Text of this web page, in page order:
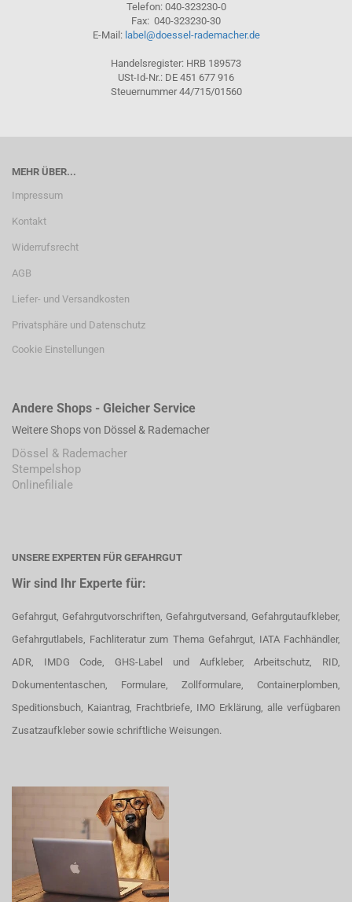
Telefon: 040-323230-0
Fax: 040-323230-30
E-Mail: label@doessel-rademacher.de
Handelsregister: HRB 189573
USt-Id-Nr.: DE 451 677 916
Steuernummer 44/715/01560
MEHR ÜBER...
Impressum
Kontakt
Widerrufsrecht
AGB
Liefer- und Versandkosten
Privatsphäre und Datenschutz
Cookie Einstellungen
Andere Shops - Gleicher Service
Weitere Shops von Dössel & Rademacher
Dössel & Rademacher
Stempelshop
Onlinefiliale
UNSERE EXPERTEN FÜR GEFAHRGUT
Wir sind Ihr Experte für:
Gefahrgut, Gefahrgutvorschriften, Gefahrgutversand, Gefahrgutaufkleber,
Gefahrgutlabels, Fachliteratur zum Thema Gefahrgut, IATA Fachhändler,
ADR, IMDG Code, GHS-Label und Aufkleber, Arbeitschutz, RID,
Dokumententaschen, Formulare, Zollformulare, Containerplomben,
Speditionsbuch, Kaiantrag, Frachtbriefe, IMO Erklärung, alle verfügbaren
Zusatzaufkleber sowie schriftliche Weisungen.